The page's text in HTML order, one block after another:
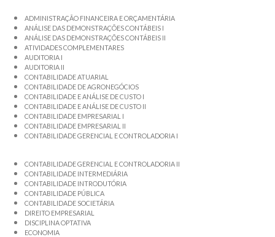
ADMINISTRAÇÃO FINANCEIRA E ORÇAMENTÁRIA
ANÁLISE DAS DEMONSTRAÇÕES CONTÁBEIS I
ANÁLISE DAS DEMONSTRAÇÕES CONTÁBEIS II
ATIVIDADES COMPLEMENTARES
AUDITORIA I
AUDITORIA II
CONTABILIDADE ATUARIAL
CONTABILIDADE DE AGRONEGÓCIOS
CONTABILIDADE E ANÁLISE DE CUSTO I
CONTABILIDADE E ANÁLISE DE CUSTO II
CONTABILIDADE EMPRESARIAL I
CONTABILIDADE EMPRESARIAL II
CONTABILIDADE GERENCIAL E CONTROLADORIA I
CONTABILIDADE GERENCIAL E CONTROLADORIA II
CONTABILIDADE INTERMEDIÁRIA
CONTABILIDADE INTRODUTÓRIA
CONTABILIDADE PÚBLICA
CONTABILIDADE SOCIETÁRIA
DIREITO EMPRESARIAL
DISCIPLINA OPTATIVA
ECONOMIA